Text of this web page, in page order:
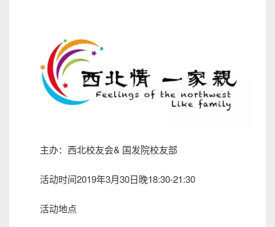
主办：西北校友会& 国发院校友部
活动时间2019年3月30日晚18:30-21:30
活动地点